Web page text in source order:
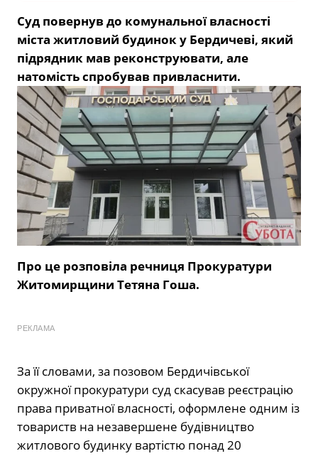
Суд повернув до комунальної власності
міста житловий будинок у Бердичеві, який
підрядник мав реконструювати, але
натомість спробував привласнити.
Про це розповіла речниця Прокуратури
Житомирщини Тетяна Гоша.
РЕКЛАМА
За її словами, за позовом Бердичівської
окружної прокуратури суд скасував реєстрацію
права приватної власності, оформлене одним із
товариств на незавершене будівництво
житлового будинку вартістю понад 20